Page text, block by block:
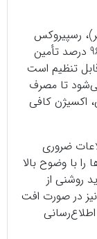
(178×82×211 میلی‌متر)، رسپیروکس
اکسیژن را با خلوص استاندارد درمانی 90 تا 96 درصد تأمین
جداگانه قابل تنظیم است
تا مصرف
اکسیژن کافی
ضروری
با وضوح بالا
روشنی از
در صورت افت